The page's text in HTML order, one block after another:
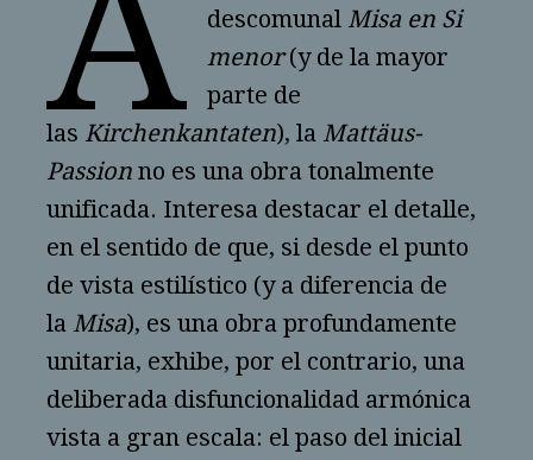
descomunal Misa en Si
menor(y de la mayor
parte de
las Kirchenkantaten), la Mattäus-
Passion no es una obra tonalmente
unificada. Interesa destacar el detalle,
en el sentido de que, si desde el punto
de vista estilístico (y a diferencia de
la Misa), es una obra profundamente
unitaria, exhibe, por el contrario, una
deliberada disfuncionalidad armónica
vista a gran escala: el paso del inicial